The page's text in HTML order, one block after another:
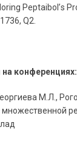
Peptaibol ’s
Q2.
конференциях:
М.Л.,